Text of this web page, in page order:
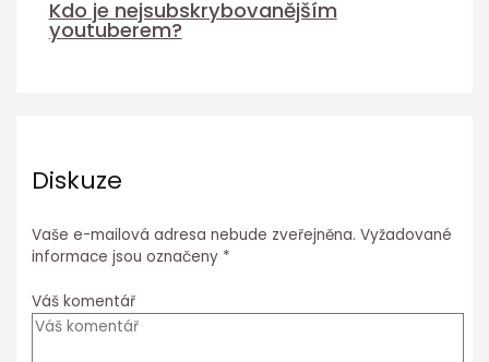
Kdo je nejsubskrybovanějším
youtuberem?
Diskuze
Vaše e-mailová adresa nebude zveřejněna. Vyžadované
informace jsou označeny *
Váš komentář